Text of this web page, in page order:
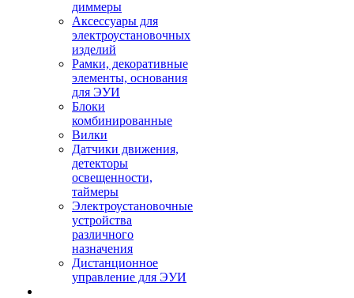
диммеры
Аксессуары для
электроустановочных
изделий
Рамки, декоративные
элементы, основания
для ЭУИ
Блоки
комбинированные
Вилки
Датчики движения,
детекторы
освещенности,
таймеры
Электроустановочные
устройства
различного
назначения
Дистанционное
управление для ЭУИ